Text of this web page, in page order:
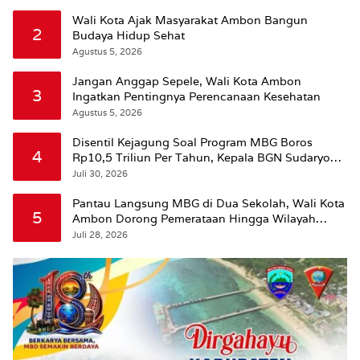
2
Wali Kota Ajak Masyarakat Ambon Bangun
Budaya Hidup Sehat
Agustus 5, 2026
3
Jangan Anggap Sepele, Wali Kota Ambon
Ingatkan Pentingnya Perencanaan Kesehatan
Agustus 5, 2026
4
Disentil Kejagung Soal Program MBG Boros
Rp10,5 Triliun Per Tahun, Kepala BGN Sudaryono
Beri Penjelasan
Juli 30, 2026
5
Pantau Langsung MBG di Dua Sekolah, Wali Kota
Ambon Dorong Pemerataan Hingga Wilayah
Leitimur Selatan
Juli 28, 2026